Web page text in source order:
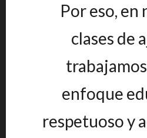
Por eso, en
clases de
enfoque
respetuoso y